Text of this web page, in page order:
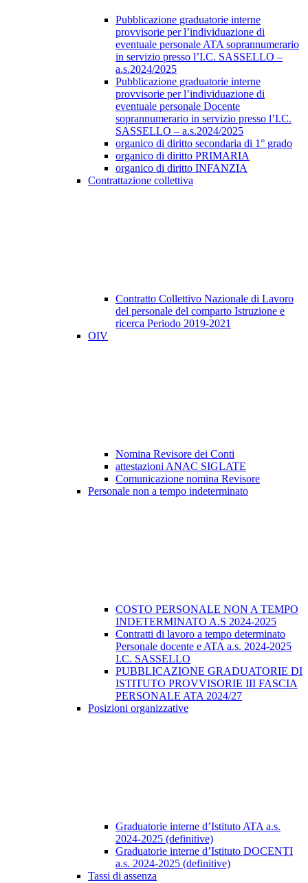
Pubblicazione graduatorie interne
provvisorie per l’individuazione di
eventuale personale ATA soprannumerario
in servizio presso l’I.C. SASSELLO –
a.s.2024/2025
Pubblicazione graduatorie interne
provvisorie per l’individuazione di
eventuale personale Docente
soprannumerario in servizio presso l’I.C.
SASSELLO – a.s.2024/2025
organico di diritto secondaria di 1° grado
organico di diritto PRIMARIA
organico di diritto INFANZIA
Contrattazione collettiva
Contratto Collettivo Nazionale di Lavoro
del personale del comparto Istruzione e
ricerca Periodo 2019-2021
OIV
Nomina Revisore dei Conti
attestazioni ANAC SIGLATE
Comunicazione nomina Revisore
Personale non a tempo indeterminato
COSTO PERSONALE NON A TEMPO
INDETERMINATO A.S 2024-2025
Contratti di lavoro a tempo determinato
Personale docente e ATA a.s. 2024-2025
I.C. SASSELLO
PUBBLICAZIONE GRADUATORIE DI
ISTITUTO PROVVISORIE III FASCIA
PERSONALE ATA 2024/27
Posizioni organizzative
Graduatorie interne d’Istituto ATA a.s.
2024-2025 (definitive)
Graduatorie interne d’Istituto DOCENTI
a.s. 2024-2025 (definitive)
Tassi di assenza